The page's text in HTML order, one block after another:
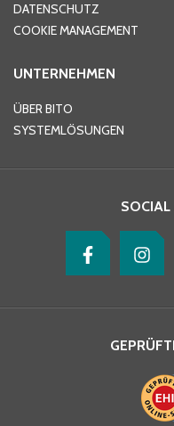
Telefon
DATENSCHUTZ
COOKIE MANAGEMENT
UNTERNEHMEN
ÜBER BITO
SYSTEMLÖSUNGEN